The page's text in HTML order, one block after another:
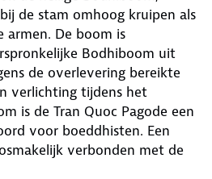
de stam omhoog kruipen als
armen. De boom is
Bodhiboom uit
de overlevering bereikte
verlichting tijdens het
is de Tran Quoc Pagode een
voor boeddhisten. Een
verbonden met de